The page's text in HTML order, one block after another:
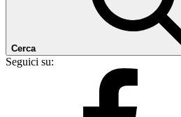
Cerca
Seguici su: